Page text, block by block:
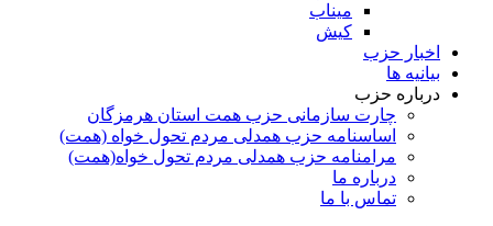
میناب
کیش
اخبار حزب
بیانیه ها
درباره حزب
چارت سازمانی حزب همت استان هرمزگان
اساسنامه حزب همدلی مردم تحول خواه (همت)
مرامنامه حزب همدلی مردم تحول خواه(همت)
درباره ما
تماس با ما